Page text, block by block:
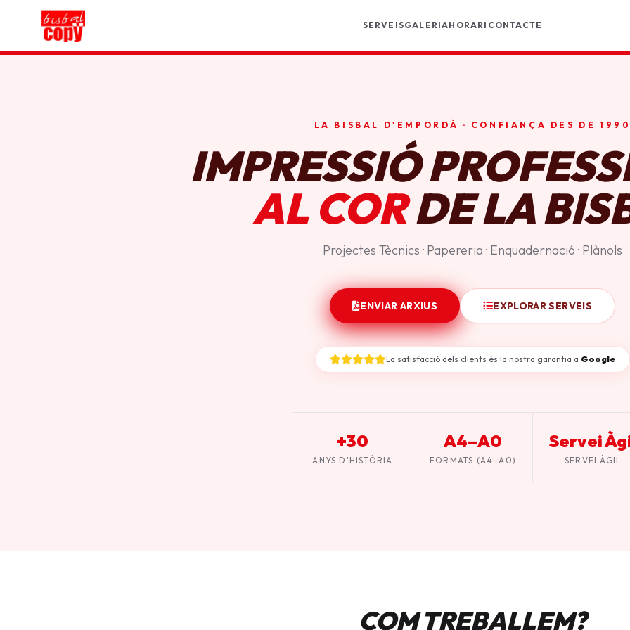
SERVEISGALERIAHORARI CONTACTE
LA BISBAL D'EMPORDÀ · CONFIANÇA DES DE
IMPRESSIÓ
AL CORDE LA
Projectes Tècnics · Papereria · Enquadernació · Plànols
ENVIAR ARXIUS EXPLORAR SERVEIS
La satisfacció dels clients és la nostra garantia a Google
+30
ANYS D'HISTÒRIA
A4–A0
FORMATS (A4–A0)
Servei
SERVEI ÀGIL
COM TREBALLEM?